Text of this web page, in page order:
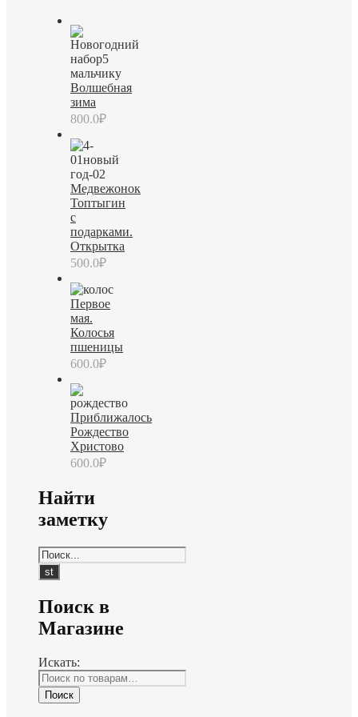
Волшебная
зима
800.0₽
Медвежонок
Топтыгин
с
подарками.
Открытка
500.0₽
Первое
мая.
Колосья
пшеницы
600.0₽
Приближалось
Рождество
Христово
600.0₽
Найти
заметку
Поиск в
Магазине
Искать:
Поиск